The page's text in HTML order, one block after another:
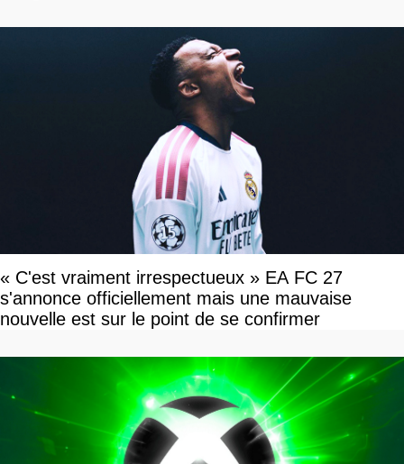
« C'est vraiment irrespectueux » EA FC 27
s'annonce officiellement mais une mauvaise
nouvelle est sur le point de se confirmer